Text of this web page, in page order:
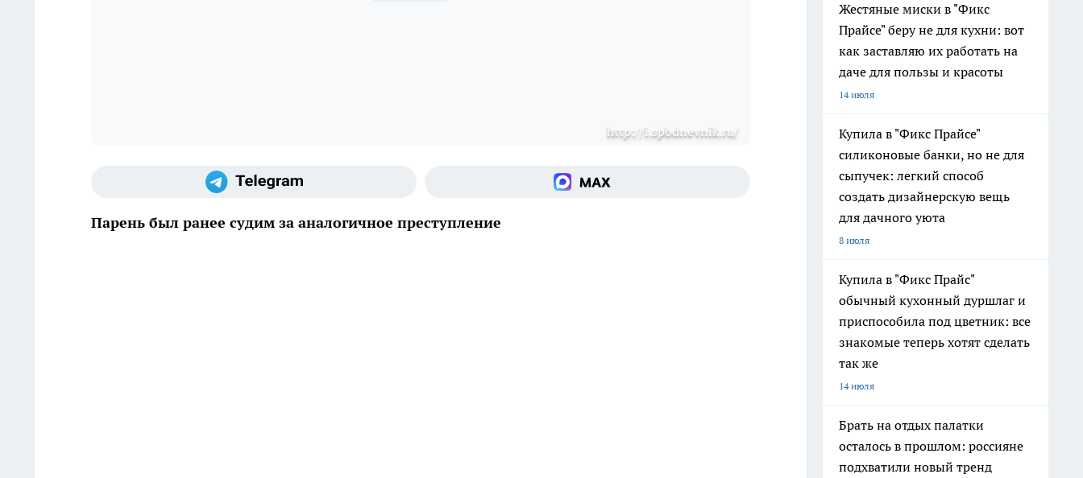
http://i.spbdnevnik.ru/
Парень был ранее судим за аналогичное преступление
Жестяные миски в "Фикс
Прайсе" беру не для кухни: вот
как заставляю их работать на
даче для пользы и красоты
14 июля
Купила в "Фикс Прайсе"
силиконовые банки, но не для
сыпучек: легкий способ
создать дизайнерскую вещь
для дачного уюта
8 июля
Купила в "Фикс Прайс"
обычный кухонный дуршлаг и
приспособила под цветник: все
знакомые теперь хотят сделать
так же
14 июля
Брать на отдых палатки
осталось в прошлом: россияне
подхватили новый тренд